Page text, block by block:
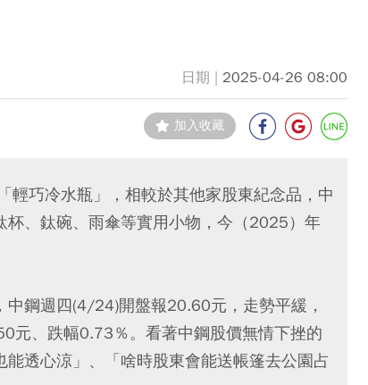
2025-04-26 08:00
加入收藏
巧冷水瓶」，相較於其他家股東紀念品，中
、鈦碗、雨傘等實用小物，今（2025）年
鋼週四(4/24)開盤報20.60元，走勢平緩，
元、跌幅0.73％。看著中鋼股價無情下挫的
透心涼」、「啥時股東會能送帳篷去公園占